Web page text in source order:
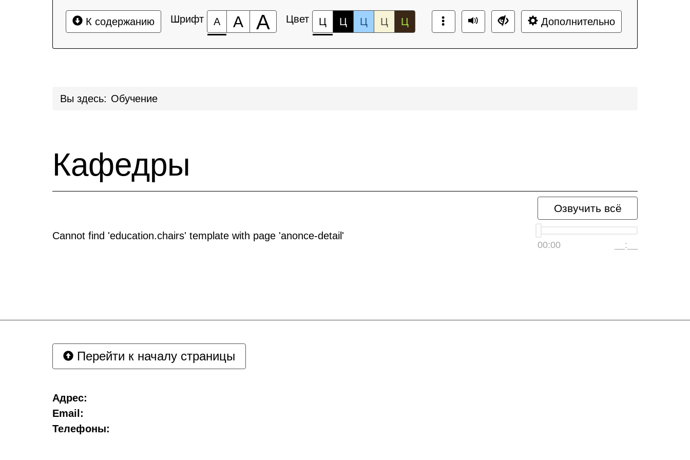
К содержанию Шрифт А А А Цвет Ц Ц Ц Ц Ц Дополнительно
Вы здесь: Обучение
Кафедры
Озвучить всё
00:00 __:__
Cannot find 'education.chairs' template with page 'anonce-detail'
Перейти к началу страницы
Адрес:
Email:
Телефоны: